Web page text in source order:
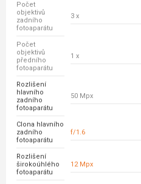
Počet
objektivů
zadního
fotoaparátu
3 x
Počet
objektivů
předního
fotoaparátu
1 x
Rozlišení
hlavního
zadního
fotoaparátu
50 Mpx
Clona hlavního
zadního
fotoaparátu
f/1.6
Rozlišení
širokoúhlého
fotoaparátu
12 Mpx